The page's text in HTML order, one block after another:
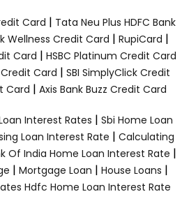
Card | Tata Neu Plus HDFC Bank
Wellness Credit Card | RupiCard |
Card | HSBC Platinum Credit Card
Credit Card | SBI SimplyClick Credit
Card | Axis Bank Buzz Credit Card
Interest Rates | Sbi Home Loan
Loan Interest Rate | Calculating
Of India Home Loan Interest Rate |
| Mortgage Loan | House Loans |
Hdfc Home Loan Interest Rate